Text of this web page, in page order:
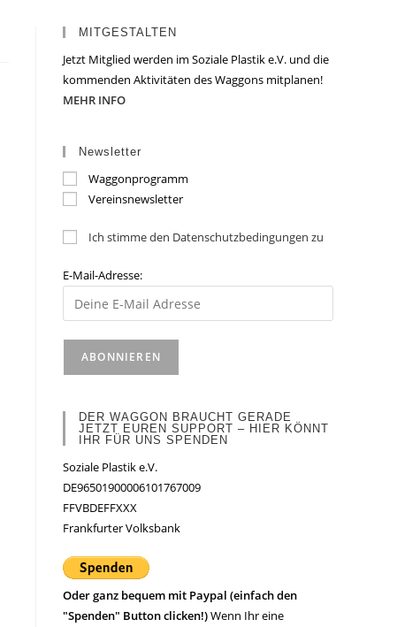
MITGESTALTEN
Jetzt Mitglied werden im Soziale Plastik e.V. und die
kommenden Aktivitäten des Waggons mitplanen!
MEHR INFO
Newsletter
Waggonprogramm
Vereinsnewsletter
Ich stimme den Datenschutzbedingungen zu
E-Mail-Adresse:
DER WAGGON BRAUCHT GERADE
JETZT EUREN SUPPORT – HIER KÖNNT
IHR FÜR UNS SPENDEN
Soziale Plastik e.V.
DE96501900006101767009
FFVBDEFFXXX
Frankfurter Volksbank
Oder ganz bequem mit Paypal (einfach den
"Spenden" Button clicken!)Wenn Ihr eine